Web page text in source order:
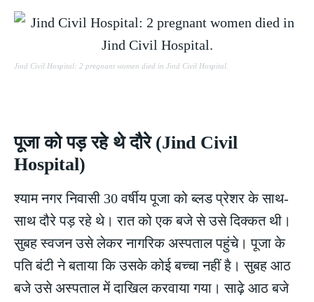
Jind Civil Hospital: 2 pregnant women died in Jind Civil Hospital.
पूजा को पड़ रहे थे दौरे (Jind Civil
Hospital)
श्याम नगर निवासी 30 वर्षीय पूजा को ब्लड प्रेशर के साथ-
साथ दौरे पड़ रहे थे। रात को एक बजे से उसे दिक्कत थी।
सुबह स्वजन उसे लेकर नागरिक अस्पताल पहुंचे। पूजा के
पति बंटी ने बताया कि उसके कोई बच्चा नहीं है। सुबह आठ
बजे उसे अस्पताल में दाखिल करवाया गया। साढ़े आठ बजे